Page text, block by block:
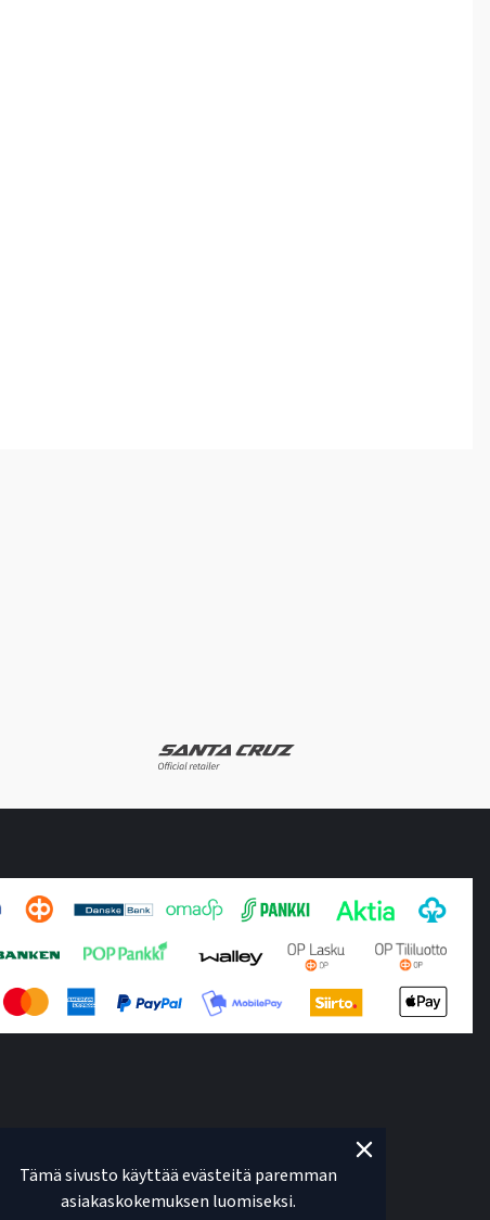
Tämä sivusto käyttää evästeitä paremman
asiakaskokemuksen luomiseksi.